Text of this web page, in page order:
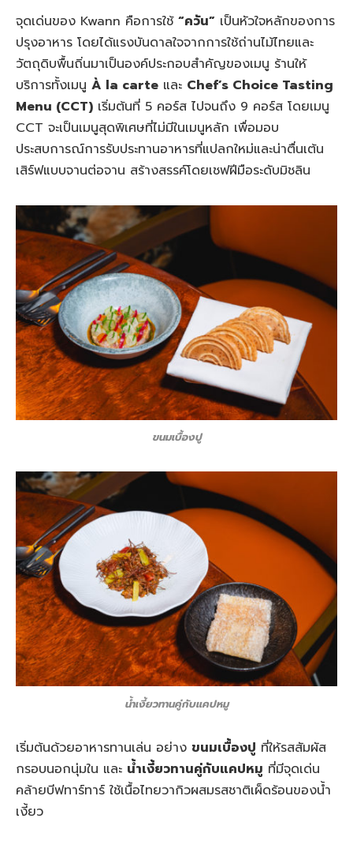
จุดเด่นของ Kwann คือการใช้ “ควัน” เป็นหัวใจหลักของการ
ปรุงอาหาร โดยได้แรงบันดาลใจจากการใช้ถ่านไม้ไทยและ
วัตถุดิบพื้นถิ่นมาเป็นองค์ประกอบสำคัญของเมนู ร้านให้
บริการทั้งเมนู À la carte และ Chef’s Choice Tasting
Menu (CCT) เริ่มต้นที่ 5 คอร์ส ไปจนถึง 9 คอร์ส โดยเมนู
CCT จะเป็นเมนูสุดพิเศษที่ไม่มีในเมนูหลัก เพื่อมอบ
ประสบการณ์การรับประทานอาหารที่แปลกใหม่และน่าตื่นเต้น
เสิร์ฟแบบจานต่อจาน สร้างสรรค์โดยเชฟฝีมือระดับมิชลิน
ขนมเบื้องปู
น้ำเงี้ยวทานคู่กับแคปหมู
เริ่มต้นด้วยอาหารทานเล่น อย่าง ขนมเบื้องปู ที่ให้รสสัมผัส
กรอบนอกนุ่มใน และ น้ำเงี้ยวทานคู่กับแคปหมู ที่มีจุดเด่น
คล้ายบีฟทาร์ทาร์ ใช้เนื้อไทยวากิวผสมรสชาติเผ็ดร้อนของน้ำ
เงี้ยว